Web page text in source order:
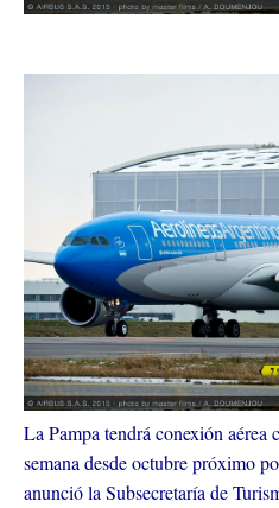
La Pampa tendrá conexión aérea
semana desde octubre próximo
anunció la Subsecretaría de